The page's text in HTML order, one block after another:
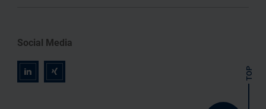
Social Media
r z TOP